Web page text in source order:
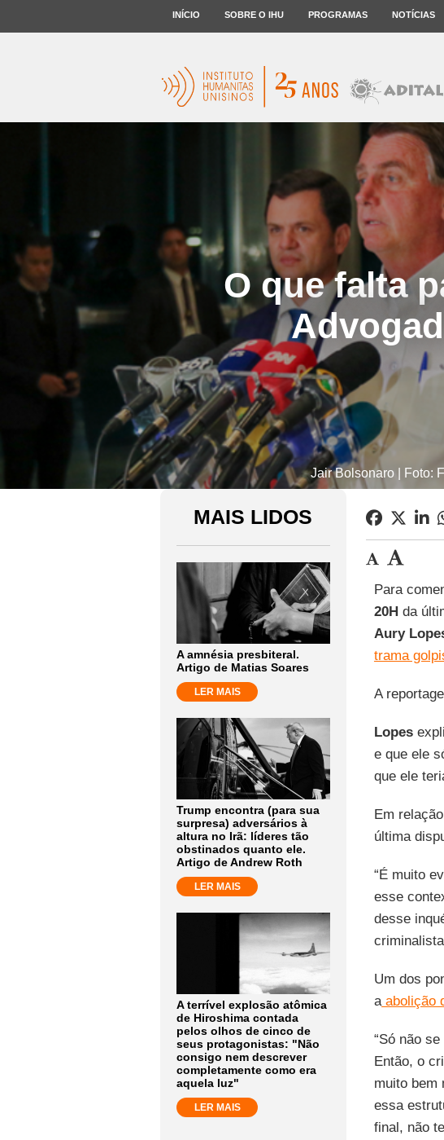
INÍCIO SOBRE O IHU PROGRAMAS NOTÍCIAS
O que falta
Jair Bolsonaro | Foto:
MAIS LIDOS
A amnésia presbiteral.
Artigo de Matias Soares
LER MAIS
Trump encontra (para sua
surpresa) adversários à
altura no Irã: líderes tão
obstinados quanto ele.
Artigo de Andrew Roth
LER MAIS
A terrível explosão atômica
de Hiroshima contada
pelos olhos de cinco de
seus protagonistas: "Não
consigo nem descrever
completamente como era
aquela luz"
LER MAIS
Para
20Hda
Aury
trama
A
Lopes
e que ele
que ele
Em
última
“É muito
esse
desse
Um dos
aabolição
“Só não
Então, o
muito bem
essa
final, não